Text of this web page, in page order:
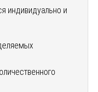
индивидуально и